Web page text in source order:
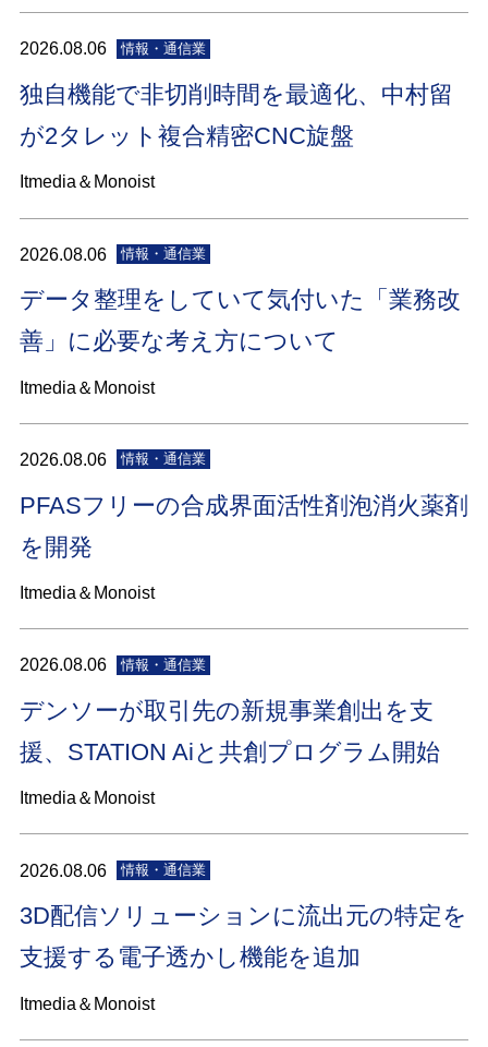
2026.08.06 情報・通信業
独自機能で非切削時間を最適化、中村留
が2タレット複合精密CNC旋盤
Itmedia＆Monoist
2026.08.06 情報・通信業
データ整理をしていて気付いた「業務改
善」に必要な考え方について
Itmedia＆Monoist
2026.08.06 情報・通信業
PFASフリーの合成界面活性剤泡消火薬剤
を開発
Itmedia＆Monoist
2026.08.06 情報・通信業
デンソーが取引先の新規事業創出を支
援、STATION Aiと共創プログラム開始
Itmedia＆Monoist
2026.08.06 情報・通信業
3D配信ソリューションに流出元の特定を
支援する電子透かし機能を追加
Itmedia＆Monoist